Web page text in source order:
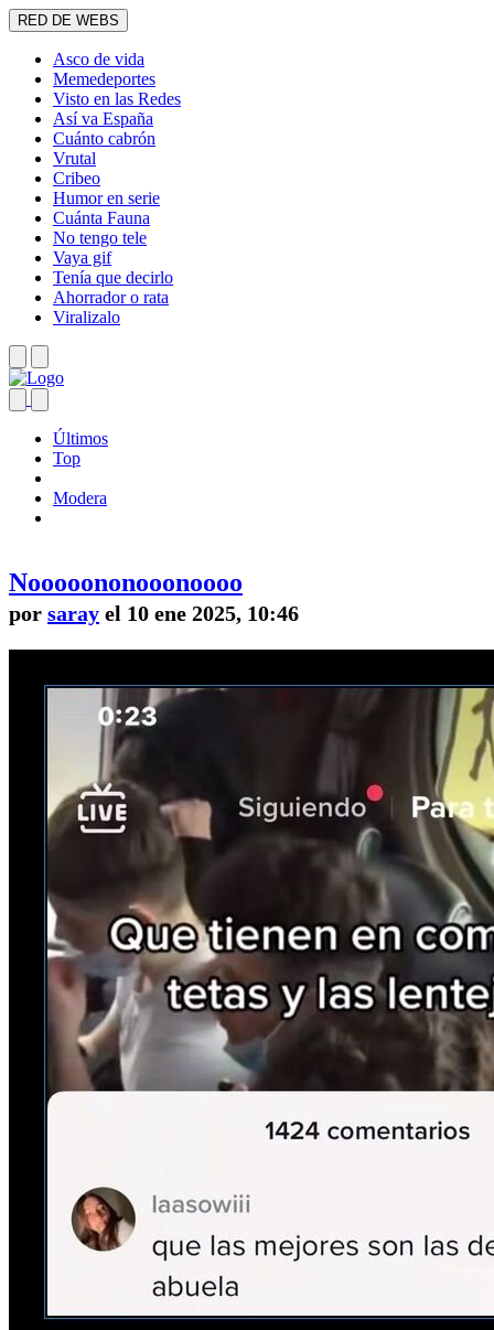
RED DE WEBS
Asco de vida
Memedeportes
Visto en las Redes
Así va España
Cuánto cabrón
Vrutal
Cribeo
Humor en serie
Cuánta Fauna
No tengo tele
Vaya gif
Tenía que decirlo
Ahorrador o rata
Viralizalo
Últimos
Top
Modera
Nooooononooonoooo
por saray el 10 ene 2025, 10:46